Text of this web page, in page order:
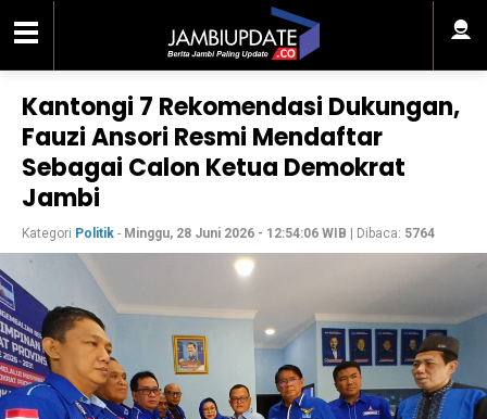
Kantongi 7 Rekomendasi Dukungan,
Fauzi Ansori Resmi Mendaftar
Sebagai Calon Ketua Demokrat
Jambi
Kategori Politik - Minggu, 28 Juni 2026 - 12:54:06 WIB | Dibaca: 5764